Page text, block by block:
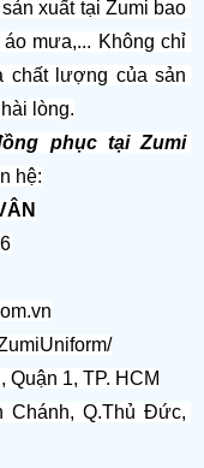
xuất tại Zumi bao
mưa,... Không chỉ
chất lượng của sản
lòng.
phục tại Zumi
hệ:
1, TP. HCM
Chánh, Q.Thủ Đức,